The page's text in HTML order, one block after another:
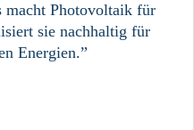
macht Photovoltaik für
sie nachhaltig für
Energien.”